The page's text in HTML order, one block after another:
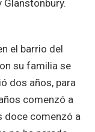
Glanstonbury.
el barrio del
su familia se
dos años, para
comenzó a
doce comenzó a